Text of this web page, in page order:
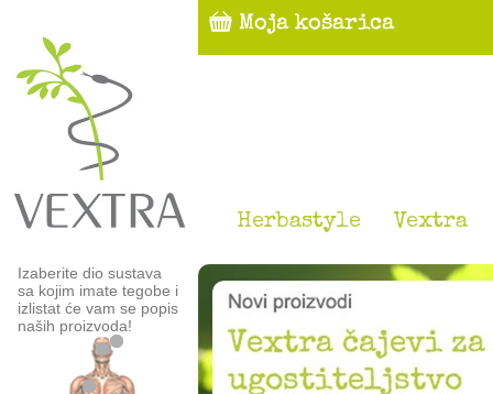
Herbastyle Vextra
Izaberite dio sustava
sa kojim imate tegobe i
izlistat će vam se popis
naših proizvoda!